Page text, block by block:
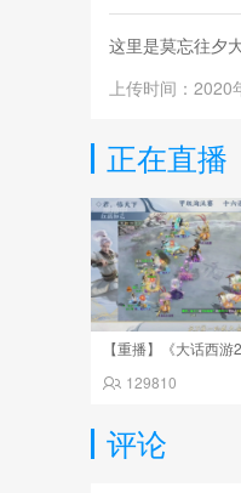
这里是莫忘往夕
上传时间：2020
正在直播
129810
评论